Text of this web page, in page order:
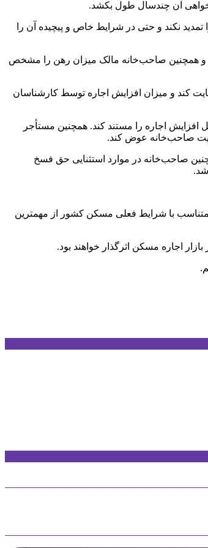
آن چندسال طول بکشد.
کار را انجام ندهد مالک می‌تواند قرارداد را تمدید نکند و حتی در شرایط خاص و پیچیده آن را
و همچنین صاحب‌خانه مالک میزان رهن را مشخص
کند و میزان افزایش اجاره توسط کارشناسان
اجاره را مستند کند. همچنین مستأجر
صاحب‌خانه عوض کند.
صاحب‌خانه در موارد استثنایی حق فسخ
متناسب با شرایط فعلی مسکن کشور از مهمترین
اجاره مسکن اثرگذار خواهند بود.